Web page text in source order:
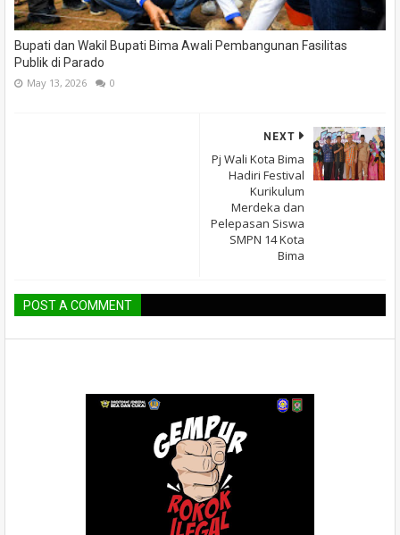
Bupati dan Wakil Bupati Bima Awali Pembangunan Fasilitas
Publik di Parado
May 13, 2026 0
NEXT
Pj Wali Kota Bima
Hadiri Festival
Kurikulum
Merdeka dan
Pelepasan Siswa
SMPN 14 Kota
Bima
POST A COMMENT